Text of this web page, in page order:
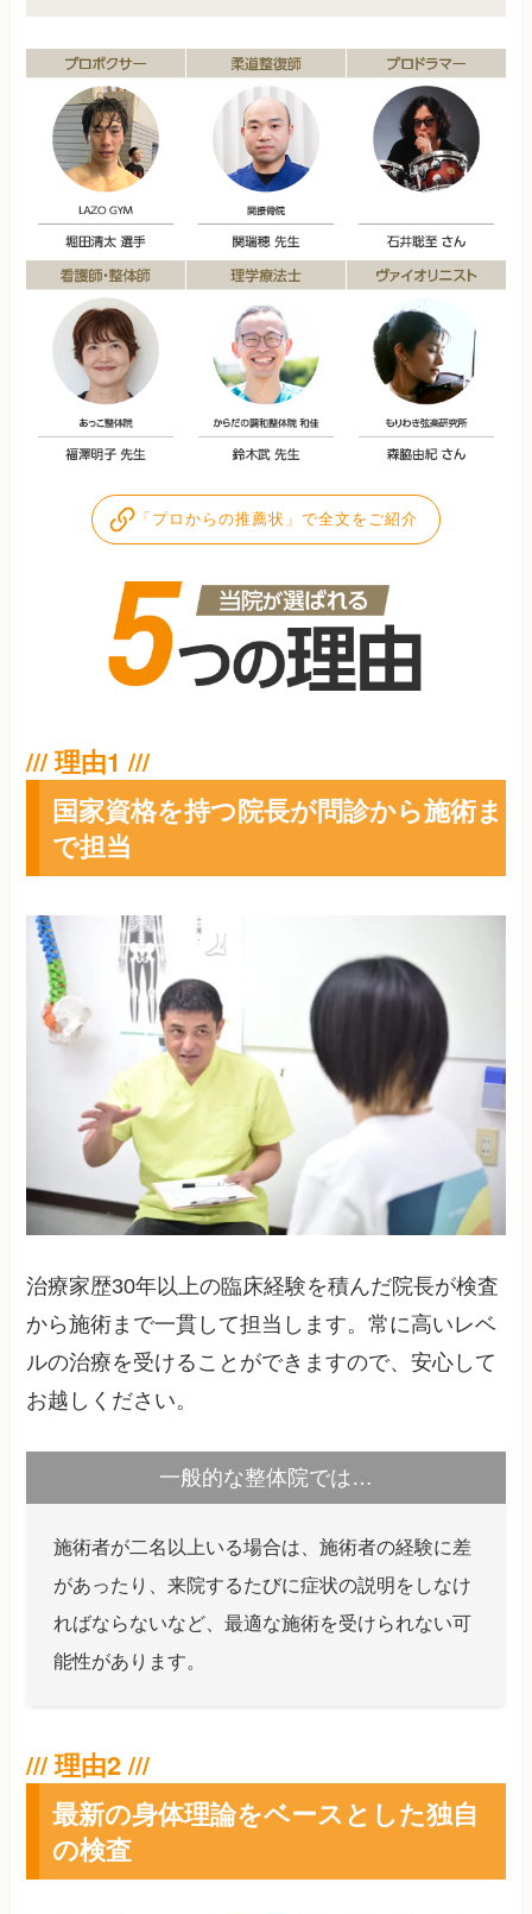
「プロからの推薦状」で全文をご紹介
国家資格を持つ院長が問診から施術ま
で担当
治療家歴30年以上の臨床経験を積んだ院長が検査
から施術まで一貫して担当します。常に高いレベ
ルの治療を受けることができますので、安心して
お越しください。
一般的な整体院では…
施術者が二名以上いる場合は、施術者の経験に差
があったり、来院するたびに症状の説明をしなけ
ればならないなど、最適な施術を受けられない可
能性があります。
最新の身体理論をベースとした独自
の検査